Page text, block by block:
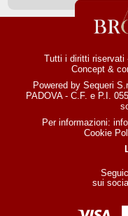
Tutti i diritti riservati
Concept &
Powered by Sequeri
PADOVA - C.F. e P.I.
Per informazioni:
Cookie
sui